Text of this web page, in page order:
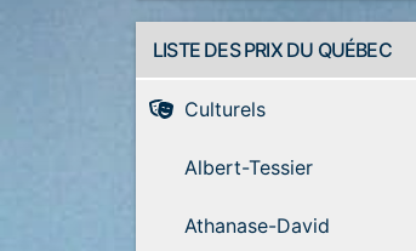
LISTE DES PRIX DU QUÉBEC
Culturels
Albert-Tessier
Athanase-David